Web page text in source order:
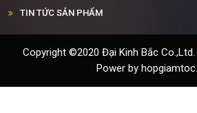
TIN TỨC SẢN PHẨM
Copyright ©2020 Đại Kinh Bắc Co.,Ltd.
Power by